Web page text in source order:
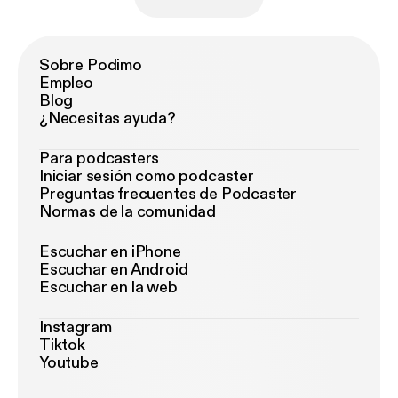
Sobre Podimo
Empleo
Blog
¿Necesitas ayuda?
Para podcasters
Iniciar sesión como podcaster
Preguntas frecuentes de Podcaster
Normas de la comunidad
Escuchar en iPhone
Escuchar en Android
Escuchar en la web
Instagram
Tiktok
Youtube